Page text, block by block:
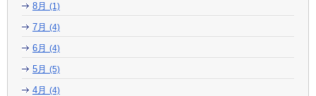
8月 (1)
7月 (4)
6月 (4)
5月 (5)
4月 (4)